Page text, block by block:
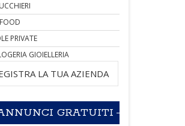
PRIVATE
GIOIELLERIA
LA TUA AZIENDA
GRATUITI